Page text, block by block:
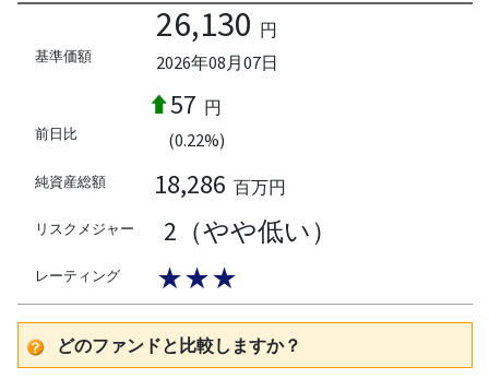
基準価額
26,130 円
2026年08月07日
前日比
57 円
(0.22%)
純資産総額 18,286 百万円
リスクメジャー 2（やや低い）
レーティング ★★★
どのファンドと比較しますか？